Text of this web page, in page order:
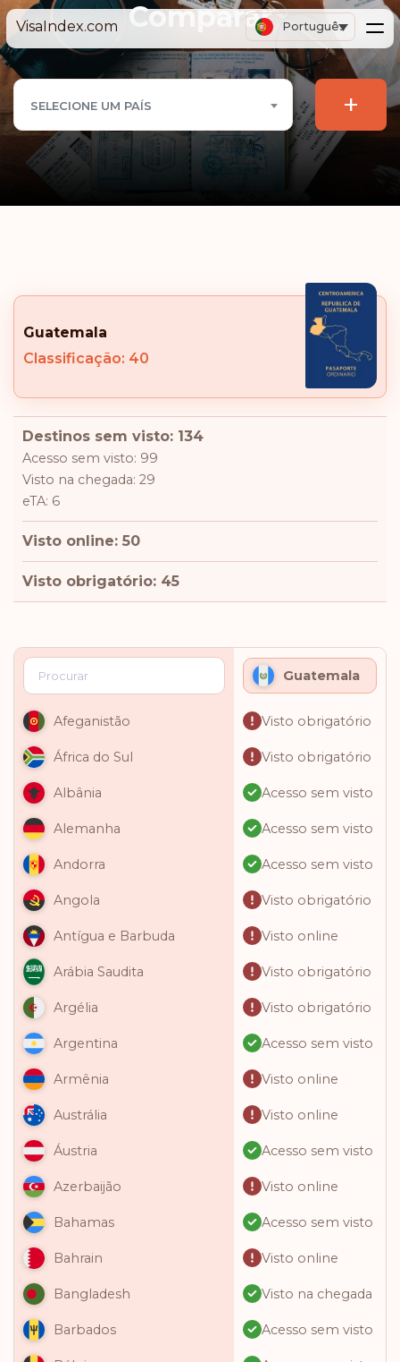
VisaIndex.com Português
Comparar
SELECIONE UM PAÍS +
Guatemala
Classificação: 40
Destinos sem visto: 134
Acesso sem visto: 99
Visto na chegada: 29
eTA: 6
Visto online: 50
Visto obrigatório: 45
Guatemala
Afeganistão Visto obrigatório
África do Sul Visto obrigatório
Albânia Acesso sem visto
Alemanha Acesso sem visto
Andorra Acesso sem visto
Angola Visto obrigatório
Antígua e Barbuda Visto online
Arábia Saudita Visto obrigatório
Argélia Visto obrigatório
Argentina Acesso sem visto
Armênia Visto online
Austrália Visto online
Áustria Acesso sem visto
Azerbaijão Visto online
Bahamas Acesso sem visto
Bahrain Visto online
Bangladesh Visto na chegada
Barbados Acesso sem visto